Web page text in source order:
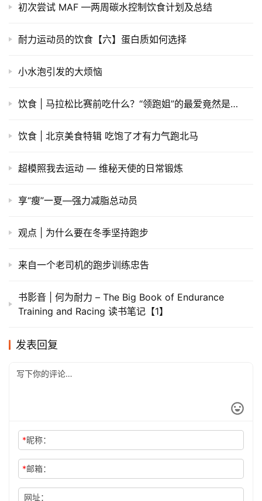
初次尝试 MAF —两周碳水控制饮食计划及总结
耐力运动员的饮食【六】蛋白质如何选择
小水泡引发的大烦恼
饮食 | 马拉松比赛前吃什么？“领跑姐”的最爱竟然是…
饮食 | 北京美食特辑 吃饱了才有力气跑北马
超模照我去运动 — 维秘天使的日常锻炼
享“瘦”一夏—强力减脂总动员
观点 | 为什么要在冬季坚持跑步
来自一个老司机的跑步训练忠告
书影音 | 何为耐力 – The Big Book of Endurance
Training and Racing 读书笔记【1】
发表回复
*昵称：
*邮箱：
网址：